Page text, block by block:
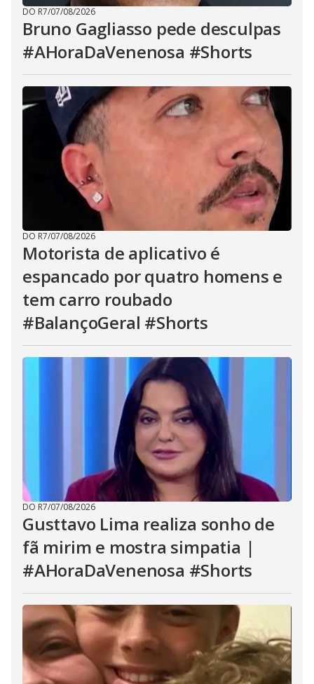
DO R7/07/08/2026
Bruno Gagliasso pede desculpas
#AHoraDaVenenosa #Shorts
DO R7/07/08/2026
Motorista de aplicativo é
espancado por quatro homens e
tem carro roubado
#BalançoGeral #Shorts
DO R7/07/08/2026
Gusttavo Lima realiza sonho de
fã mirim e mostra simpatia |
#AHoraDaVenenosa #Shorts